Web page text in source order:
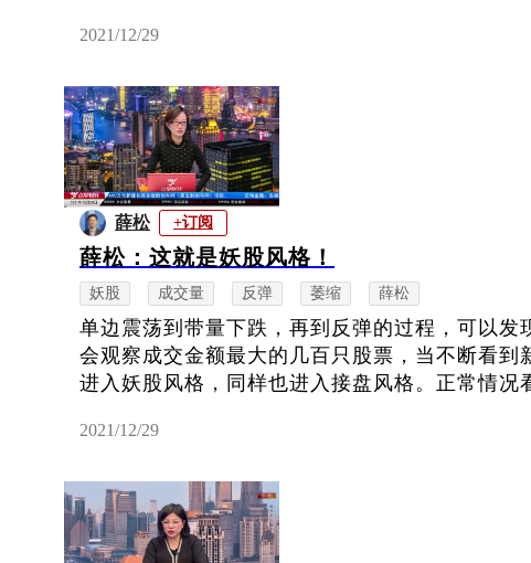
2021/12/29
薛松 +订阅
薛松：这就是妖股风格！
妖股 成交量 反弹 萎缩 薛松
单边震荡到带量下跌，再到反弹的过程，可以发
会观察成交金额最大的几百只股票，当不断看到
进入妖股风格，同样也进入接盘风格。正常情况
2021/12/29